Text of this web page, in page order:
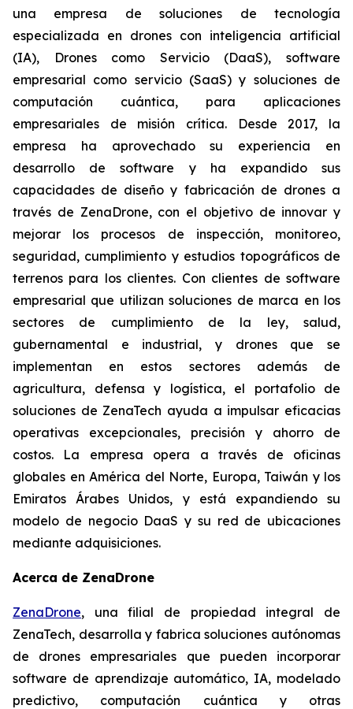
una empresa de soluciones de tecnología
especializada en drones con inteligencia artificial
(IA), Drones como Servicio (DaaS), software
empresarial como servicio (SaaS) y soluciones de
computación cuántica, para aplicaciones
empresariales de misión crítica. Desde 2017, la
empresa ha aprovechado su experiencia en
desarrollo de software y ha expandido sus
capacidades de diseño y fabricación de drones a
través de ZenaDrone, con el objetivo de innovar y
mejorar los procesos de inspección, monitoreo,
seguridad, cumplimiento y estudios topográficos de
terrenos para los clientes. Con clientes de software
empresarial que utilizan soluciones de marca en los
sectores de cumplimiento de la ley, salud,
gubernamental e industrial, y drones que se
implementan en estos sectores además de
agricultura, defensa y logística, el portafolio de
soluciones de ZenaTech ayuda a impulsar eficacias
operativas excepcionales, precisión y ahorro de
costos. La empresa opera a través de oficinas
globales en América del Norte, Europa, Taiwán y los
Emiratos Árabes Unidos, y está expandiendo su
modelo de negocio DaaS y su red de ubicaciones
mediante adquisiciones.
Acerca de ZenaDrone
ZenaDrone, una filial de propiedad integral de
ZenaTech, desarrolla y fabrica soluciones autónomas
de drones empresariales que pueden incorporar
software de aprendizaje automático, IA, modelado
predictivo, computación cuántica y otras